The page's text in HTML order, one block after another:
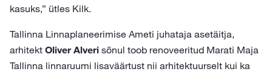
kasuks,” ütles Kilk.
Tallinna Linnaplaneerimise Ameti juhataja asetäitja,
arhitekt Oliver Alveri sõnul toob renoveeritud Marati Maja
Tallinna linnaruumi lisaväärtust nii arhitektuurselt kui ka